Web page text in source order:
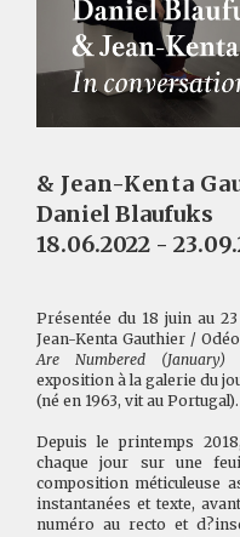
& Jean-Kenta
Daniel Blaufuks
18.06.2022 -
Présentée du 18 juin au
Jean-Kenta Gauthier /
Are Numbered (January)
exposition à la galerie du
(né en 1963, vit au Portugal).
Depuis le printemps
chaque jour sur une
composition méticuleuse
instantanées et texte,
numéro au recto et